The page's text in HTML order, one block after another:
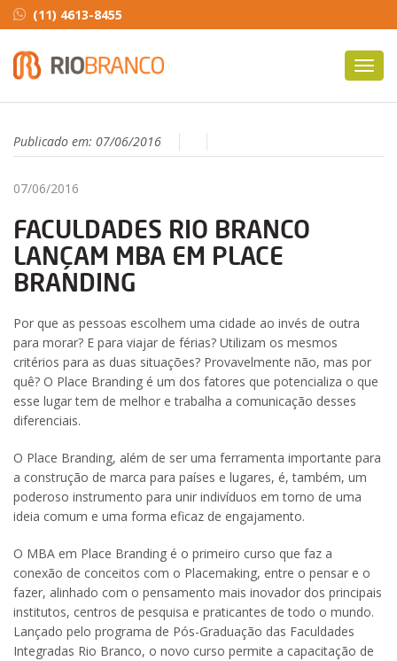
(11) 4613-8455
Publicado em: 07/06/2016
07/06/2016
FACULDADES RIO BRANCO
LANÇAM MBA EM PLACE
BRANDING
Por que as pessoas escolhem uma cidade ao invés de outra
para morar? E para viajar de férias? Utilizam os mesmos
critérios para as duas situações? Provavelmente não, mas por
quê? O Place Branding é um dos fatores que potencializa o que
esse lugar tem de melhor e trabalha a comunicação desses
diferenciais.
O Place Branding, além de ser uma ferramenta importante para
a construção de marca para países e lugares, é, também, um
poderoso instrumento para unir indivíduos em torno de uma
ideia comum e uma forma eficaz de engajamento.
O MBA em Place Branding é o primeiro curso que faz a
conexão de conceitos com o Placemaking, entre o pensar e o
fazer, alinhado com o pensamento mais inovador dos principais
institutos, centros de pesquisa e praticantes de todo o mundo.
Lançado pelo programa de Pós-Graduação das Faculdades
Integradas Rio Branco, o novo curso permite a capacitação de